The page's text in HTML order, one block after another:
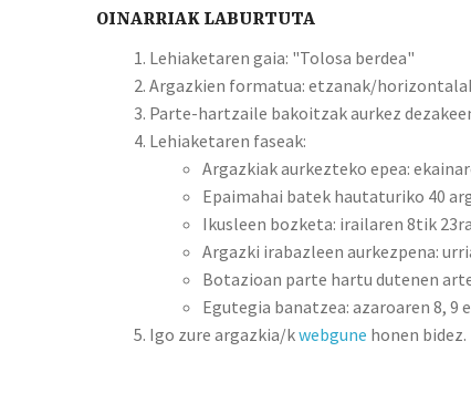
OINARRIAK LABURTUTA
Lehiaketaren gaia: "Tolosa berdea"
Argazkien formatua: etzanak/
Parte-hartzaile bakoitzak aurkez
Lehiaketaren faseak:
Argazkiak aurkezteko epea:
Epaimahai batek hautaturiko 40
Ikusleen bozketa: irailaren 8tik
Argazki irabazleen aurkezpena:
Botazioan parte hartu dutenen
Egutegia banatzea: azaroaren 8, 9
Igo zure argazkia/kwebgune honen bidez.